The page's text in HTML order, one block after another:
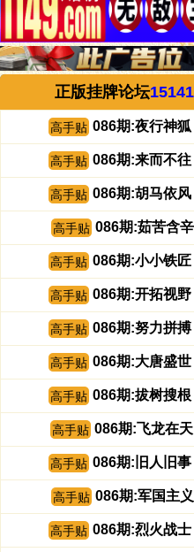
正版挂牌论坛
高手贴 086期:夜行神狐
高手贴 086期:来而不往
高手贴 086期:胡马依风
高手贴 086期:茹苦含
高手贴 086期:小小铁匠
高手贴 086期:开拓视野
高手贴 086期:努力拼搏
高手贴 086期:大唐盛世
高手贴 086期:拔树搜根
高手贴 086期:飞龙在天
高手贴 086期:旧人旧事
高手贴 086期:军国主
高手贴 086期:烈火战士